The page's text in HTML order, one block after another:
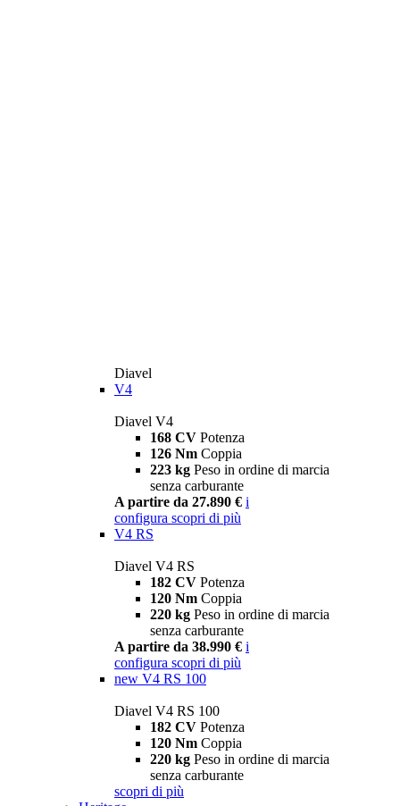
Diavel
V4
Diavel V4
168 CV Potenza
126 Nm Coppia
223 kg Peso in ordine di marcia
senza carburante
A partire da 27.890 € i
configura scopri di più
V4 RS
Diavel V4 RS
182 CV Potenza
120 Nm Coppia
220 kg Peso in ordine di marcia
senza carburante
A partire da 38.990 € i
configura scopri di più
new V4 RS 100
Diavel V4 RS 100
182 CV Potenza
120 Nm Coppia
220 kg Peso in ordine di marcia
senza carburante
scopri di più